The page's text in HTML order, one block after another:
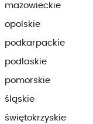
mazowieckie
opolskie
podkarpackie
podlaskie
pomorskie
śląskie
świętokrzyskie